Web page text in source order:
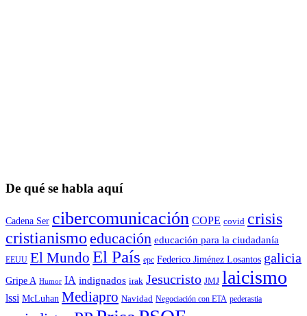
De qué se habla aquí
Cadena Ser cibercomunicación COPE covid crisis
cristianismo educación educación para la ciudadaní­a
EEUU El Mundo El País epc Federico Jiménez Losantos galicia
Gripe A Humor IA indignados irak Jesucristo JMJ laicismo
lssi McLuhan Mediapro Navidad Negociación con ETA pederastia